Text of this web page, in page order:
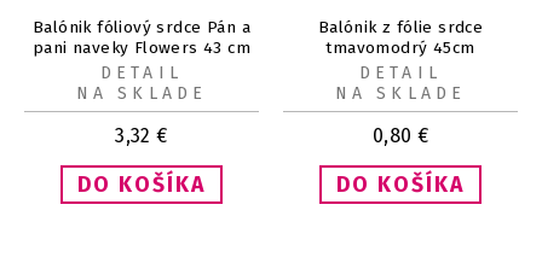
Balónik fóliový srdce Pán a
pani naveky Flowers 43 cm
3,32 €
DETAIL
NA SKLADE
Balónik z fólie srdce
tmavomodrý 45cm
0,80 €
DETAIL
NA SKLADE